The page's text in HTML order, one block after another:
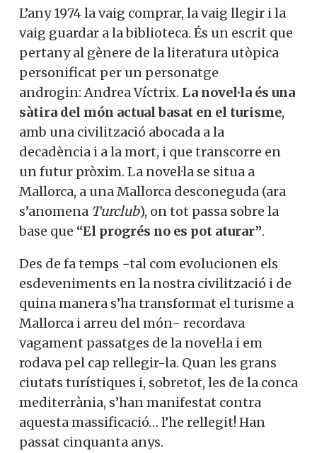
L’any 1974 la vaig comprar, la vaig llegir i la
vaig guardar a la biblioteca. És un escrit que
pertany al gènere de la literatura utòpica
personificat per un personatge
androgin: Andrea Víctrix. La novel·la és una
sàtira del món actual basat en el turisme,
amb una civilització abocada a la
decadència i a la mort, i que transcorre en
un futur pròxim. La novel·la se situa a
Mallorca, a una Mallorca desconeguda (ara
s’anomena Turclub), on tot passa sobre la
base que “El progrés no es pot aturar”.
Des de fa temps −tal com evolucionen els
esdeveniments en la nostra civilització i de
quina manera s’ha transformat el turisme a
Mallorca i arreu del món− recordava
vagament passatges de la novel·la i em
rodava pel cap rellegir-la. Quan les grans
ciutats turístiques i, sobretot, les de la conca
mediterrània, s’han manifestat contra
aquesta massificació… l’he rellegit! Han
passat cinquanta anys.